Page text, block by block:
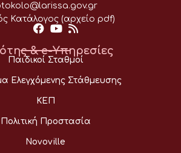
Κατάλογος (αρχείο pdf)
& e-Υπηρεσίες
Παιδικοί Σταθμοί
Ελεγχόμενης Στάθμευσης
ΚΕΠ
Πολιτική Προστασία
Novoville